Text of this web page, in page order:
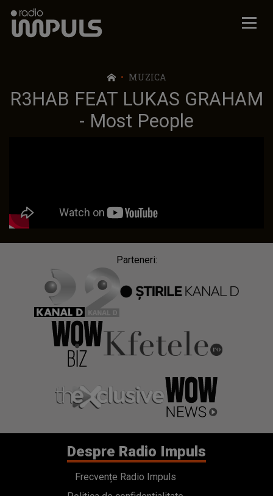
Radio Impuls
MUZICA
R3HAB FEAT LUKAS GRAHAM
- Most People
Parteneri:
Despre Radio Impuls
Frecvențe Radio Impuls